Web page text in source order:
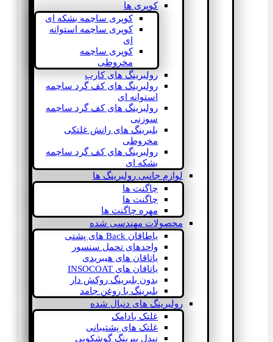
کوپری ها
کوپری ساچمه بشکه ای
کوپری ساچمه استوانه
ای
کوپری ساچمه
مخروطی
رولبرینگ های کارب
رولبرینگ های کف گرد ساچمه
استوانه ای
رولبرینگ های کف گرد ساچمه
سوزنی
بلبرینگ های رانش غلتکی
مخروطی
رولبرینگ های کف گرد ساچمه
بشکه ای
لوازم جانبی رولبرینگ ها
چاگنت ها
چاگنت ها
مهره چاگنت ها
محصولات مهندسی شده
یاطاقان Back های پشتی
واحدهای تحمل سنسور
یاتاقان های هیبریدی
یاتاقان های INSOCOAT
بدون بلبرینگ روکش دار
بلبرینگ با روغن جامد
رولبرینگ های دنبال شده
غلتک بادامک
غلتک های پشتیبانی
نیدل بیرینگ گوشکوبی